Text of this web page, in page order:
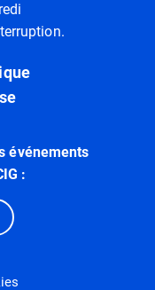
événements
: